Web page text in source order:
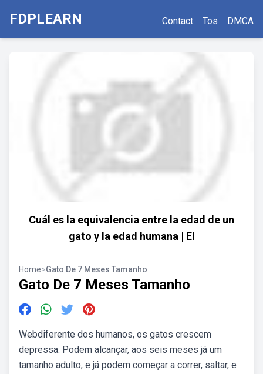
FDPLEARN Contact Tos DMCA
Cuál es la equivalencia entre la edad de un
gato y la edad humana | El
Home>Gato De 7 Meses Tamanho
Gato De 7 Meses Tamanho
Webdiferente dos humanos, os gatos crescem
depressa. Podem alcançar, aos seis meses já um
tamanho adulto, e já podem começar a correr, saltar, e